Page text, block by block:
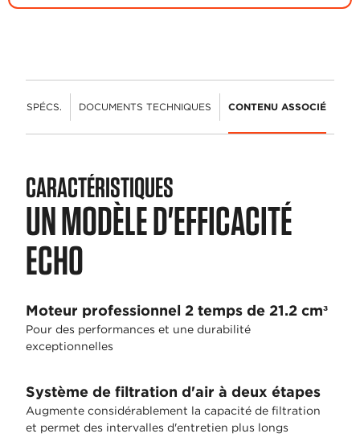
SPÉCS. DOCUMENTS TECHNIQUES CONTENU ASSOCIÉ
CARACTÉRISTIQUES
UN MODÈLE D'EFFICACITÉ
ECHO
Moteur professionnel 2 temps de 21.2 cm³
Pour des performances et une durabilité
exceptionnelles
Système de filtration d'air à deux étapes
Augmente considérablement la capacité de filtration
et permet des intervalles d'entretien plus longs